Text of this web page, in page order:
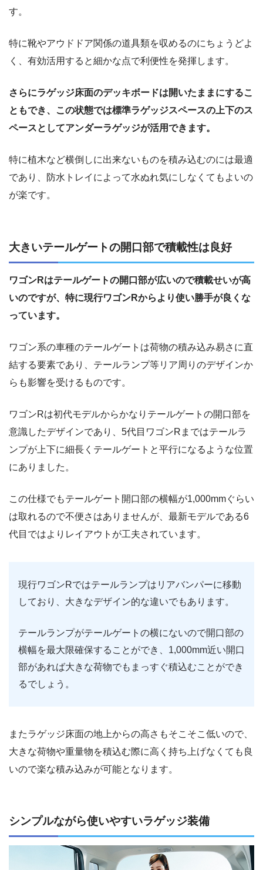
す。
特に靴やアウドドア関係の道具類を収めるのにちょうどよ
く、有効活用すると細かな点で利便性を発揮します。
さらにラゲッジ床面のデッキボードは開いたままにするこ
ともでき、この状態では標準ラゲッジスペースの上下のス
ペースとしてアンダーラゲッジが活用できます。
特に植木など横倒しに出来ないものを積み込むのには最適
であり、防水トレイによって水ぬれ気にしなくてもよいの
が楽です。
大きいテールゲートの開口部で積載性は良好
ワゴンRはテールゲートの開口部が広いので積載せいが高
いのですが、特に現行ワゴンRからより使い勝手が良くな
っています。
ワゴン系の車種のテールゲートは荷物の積み込み易さに直
結する要素であり、テールランプ等リア周りのデザインか
らも影響を受けるものです。
ワゴンRは初代モデルからかなりテールゲートの開口部を
意識したデザインであり、5代目ワゴンRまではテールラ
ンプが上下に細長くテールゲートと平行になるような位置
にありました。
この仕様でもテールゲート開口部の横幅が1,000mmぐらい
は取れるので不便さはありませんが、最新モデルである6
代目ではよりレイアウトが工夫されています。
現行ワゴンRではテールランプはリアバンパーに移動
しており、大きなデザイン的な違いでもあります。
テールランプがテールゲートの横にないので開口部の
横幅を最大限確保することができ、1,000mm近い開口
部があれば大きな荷物でもまっすぐ積込むことができ
るでしょう。
またラゲッジ床面の地上からの高さもそこそこ低いので、
大きな荷物や重量物を積込む際に高く持ち上げなくても良
いので楽な積み込みが可能となります。
シンプルながら使いやすいラゲッジ装備